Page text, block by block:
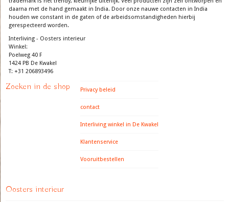
daarna met de hand gemaakt in India. Door onze nauwe contacten in India
houden we constant in de gaten of de arbeidsomstandigheden hierbij
gerespecteerd worden.
Interliving - Oosters interieur
Winkel:
Poelweg 40 F
1424 PB De Kwakel
T: +31 206893496
Zoeken in de shop Privacy beleid
contact
Interliving winkel in De Kwakel
Klantenservice
Vooruitbestellen
Oosters interieur